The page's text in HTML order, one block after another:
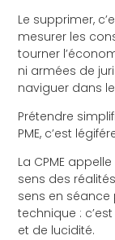
Le supprimer,
mesurer les
tourner
ni armées de
naviguer dans
Prétendre
PME, c’est
La CPME
sens des
sens en séance
technique :
et de lucidité.